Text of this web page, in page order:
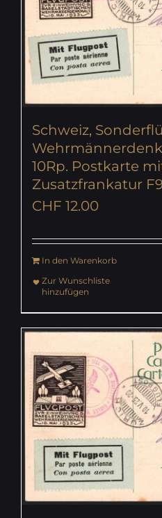
Schweiz,
10Rp. Postkarte
Zusatzfrankatur F9
CHF 12.00
In den Warenkorb
Zur Wunschliste
hinzufügen